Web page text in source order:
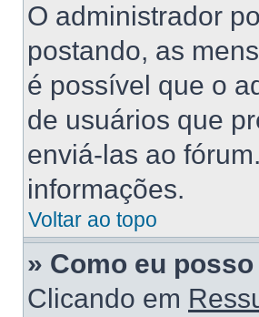
O administrador
postando, as
é possível que o
de usuários que
enviá-las ao
informações.
Voltar ao topo
» Como eu
Clicando em